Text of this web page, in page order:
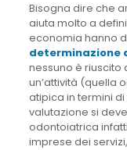
Bisogna dire che
aiuta molto a
economia hanno
determinazione
nessuno è
un’attività (quella
atipica in termini
valutazione si
odontoiatrica
imprese dei